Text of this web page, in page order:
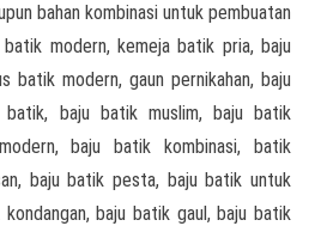
bahan kombinasi untuk pembuatan
modern, kemeja batik pria, baju
batik modern, gaun pernikahan, baju
baju batik muslim, baju batik
baju batik kombinasi, batik
baju batik pesta, baju batik untuk
baju batik gaul, baju batik